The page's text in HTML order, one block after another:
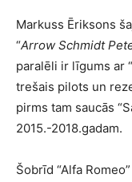
Markuss Ēriksons
“Arrow Schmidt
paralēli ir līgums ar
trešais pilots un
pirms tam saucās
2015.-2018.gadam.
Šobrīd “Alfa